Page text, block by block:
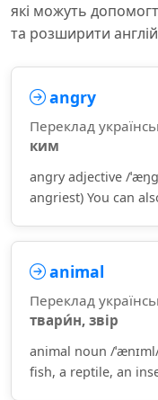
які можуть
та розширити
angry
Переклад
ким
angry adjective /
angriest) You can
animal
Переклад
твари́н, звір
animal noun /
fish, a reptile, an